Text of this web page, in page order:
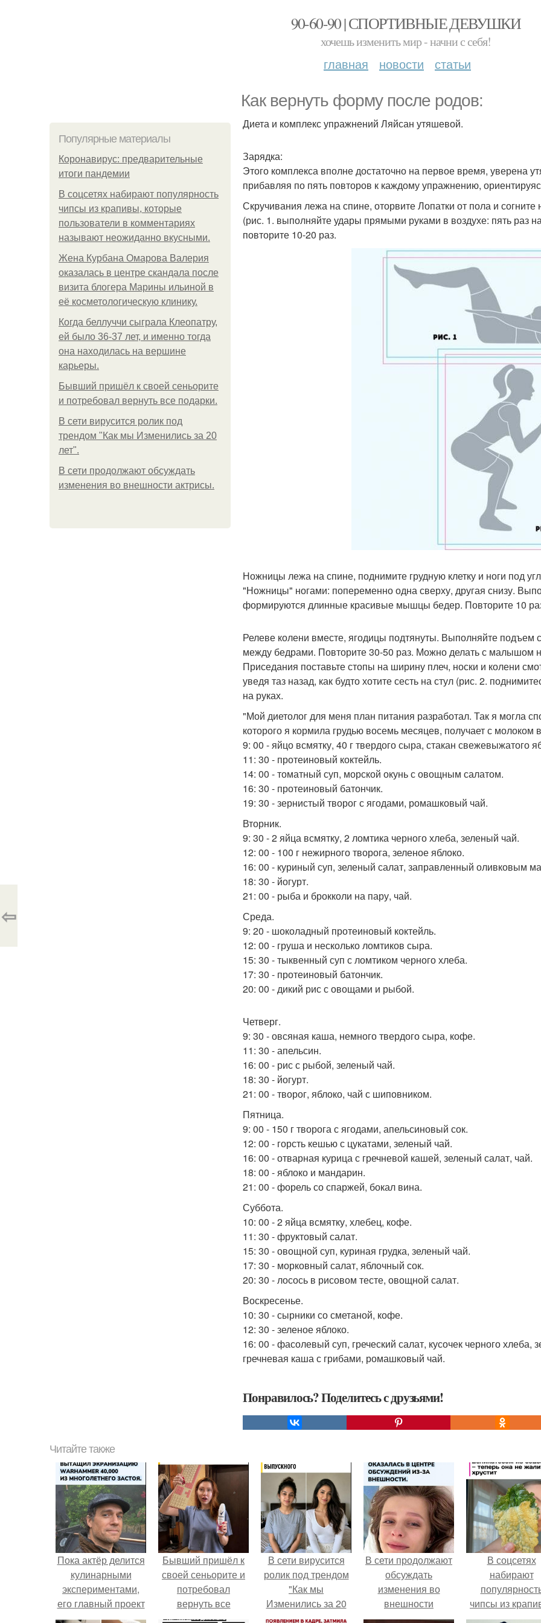
90-60-90 | СПОРТИВНЫЕ ДЕВУШКИ
хочешь изменить мир - начни с себя!
главная новости статьи
Как вернуть форму после родов:
Популярные материалы
Коронавирус: предварительные
итоги пандемии
В соцсетях набирают популярность
чипсы из крапивы, которые
пользователи в комментариях
называют неожиданно вкусными.
Жена Курбана Омарова Валерия
оказалась в центре скандала после
визита блогера Марины ильиной в
её косметологическую клинику.
Когда беллуччи сыграла Клеопатру,
ей было 36-37 лет, и именно тогда
она находилась на вершине
карьеры.
Бывший пришёл к своей сеньорите
и потребовал вернуть все подарки.
В сети вирусится ролик под
трендом "Как мы Изменились за 20
лет".
В сети продолжают обсуждать
изменения во внешности актрисы.
Диета и комплекс упражнений Ляйсан утяшевой.
Зарядка:
Этого комплекса вполне достаточно на первое время, уверена
прибавляя по пять повторов к каждому упражнению,
Скручивания лежа на спине, оторвите Лопатки от пола и
(рис. 1. выполняйте удары прямыми руками в воздухе: пять раз
повторите 10-20 раз.
Ножницы лежа на спине, поднимите грудную клетку и ноги под
"Ножницы" ногами: попеременно одна сверху, другая снизу.
формируются длинные красивые мышцы бедер. Повторите 10
Релеве колени вместе, ягодицы подтянуты. Выполняйте подъем
между бедрами. Повторите 30-50 раз. Можно делать с малышом
Приседания поставьте стопы на ширину плеч, носки и колени
уведя таз назад, как будто хотите сесть на стул (рис. 2.
на руках.
"Мой диетолог для меня план питания разработал. Так я могла
которого я кормила грудью восемь месяцев, получает с
9: 00 - яйцо всмятку, 40 г твердого сыра, стакан свежевыжатого
11: 30 - протеиновый коктейль.
14: 00 - томатный суп, морской окунь с овощным салатом.
16: 30 - протеиновый батончик.
19: 30 - зернистый творог с ягодами, ромашковый чай.
Вторник.
9: 30 - 2 яйца всмятку, 2 ломтика черного хлеба, зеленый чай.
12: 00 - 100 г нежирного творога, зеленое яблоко.
16: 00 - куриный суп, зеленый салат, заправленный оливковым
18: 30 - йогурт.
21: 00 - рыба и брокколи на пару, чай.
Среда.
9: 20 - шоколадный протеиновый коктейль.
12: 00 - груша и несколько ломтиков сыра.
15: 30 - тыквенный суп с ломтиком черного хлеба.
17: 30 - протеиновый батончик.
20: 00 - дикий рис с овощами и рыбой.
Четверг.
9: 30 - овсяная каша, немного твердого сыра, кофе.
11: 30 - апельсин.
16: 00 - рис с рыбой, зеленый чай.
18: 30 - йогурт.
21: 00 - творог, яблоко, чай с шиповником.
Пятница.
9: 00 - 150 г творога с ягодами, апельсиновый сок.
12: 00 - горсть кешью с цукатами, зеленый чай.
16: 00 - отварная курица с гречневой кашей, зеленый салат, чай.
18: 00 - яблоко и мандарин.
21: 00 - форель со спаржей, бокал вина.
Суббота.
10: 00 - 2 яйца всмятку, хлебец, кофе.
11: 30 - фруктовый салат.
15: 30 - овощной суп, куриная грудка, зеленый чай.
17: 30 - морковный салат, яблочный сок.
20: 30 - лосось в рисовом тесте, овощной салат.
Воскресенье.
10: 30 - сырники со сметаной, кофе.
12: 30 - зеленое яблоко.
16: 00 - фасолевый суп, греческий салат, кусочек черного
гречневая каша с грибами, ромашковый чай.
Понравилось? Поделитесь с друзьями!
⇦
Читайте также
Пока актёр делится
кулинарными
экспериментами,
его главный проект
сделал серьёзный
Бывший пришёл к
своей сеньорите и
потребовал
вернуть все
подарки.
В сети вирусится
ролик под трендом
"Как мы
Изменились за 20
лет".
В сети продолжают
обсуждать
изменения во
внешности
актрисы.
В соцсетях
набирают
чипсы из
которые